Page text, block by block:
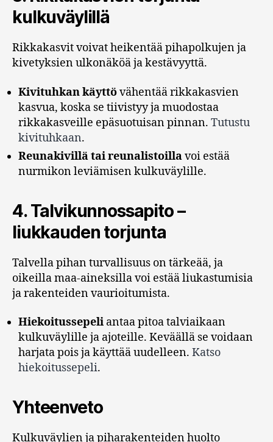
kulkuväylillä
Rikkakasvit voivat heikentää pihapolkujen ja
kivetyksien ulkonäköä ja kestävyyttä.
Kivituhkan käyttövähentää rikkakasvien
kasvua, koska se tiivistyy ja muodostaa
rikkakasveille epäsuotuisan pinnan. Tutustu
kivituhkaan.
Reunakivillä tai reunalistoillavoi estää
nurmikon leviämisen kulkuväylille.
4.Talvikunnossapito –
liukkauden torjunta
Talvella pihan turvallisuus on tärkeää, ja
oikeilla maa-aineksilla voi estää liukastumisia
ja rakenteiden vaurioitumista.
Hiekoitussepeli antaa pitoa talviaikaan
kulkuväylille ja ajoteille. Keväällä se voidaan
harjata pois ja käyttää uudelleen. Katso
hiekoitussepeli.
Yhteenveto
Kulkuväylien ja piharakenteiden huolto